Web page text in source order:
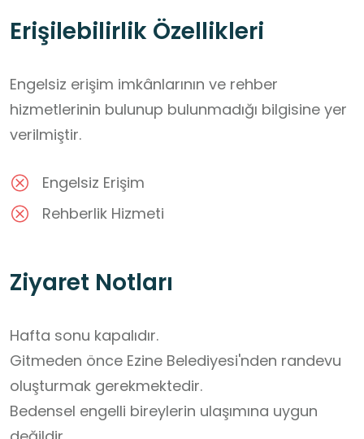
Erişilebilirlik Özellikleri
Engelsiz erişim imkânlarının ve rehber
hizmetlerinin bulunup bulunmadığı bilgisine yer
verilmiştir.
Engelsiz Erişim
Rehberlik Hizmeti
Ziyaret Notları
Hafta sonu kapalıdır.
Gitmeden önce Ezine Belediyesi'nden randevu
oluşturmak gerekmektedir.
Bedensel engelli bireylerin ulaşımına uygun